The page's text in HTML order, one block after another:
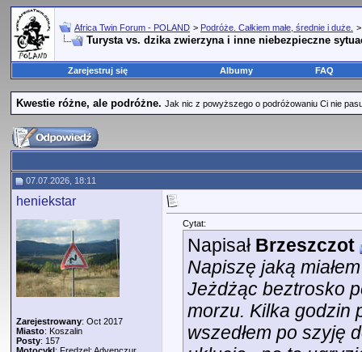
Africa Twin Forum - POLAND > Podróże. Całkiem małe, średnie i duże.
Turysta vs. dzika zwierzyna i inne niebezpieczne
Zarejestruj się Albumy FAQ
Kwestie różne, ale podróżne. Jak nic z powyższego o podróżowaniu Ci nie
07.07.2026, 18:11
heniekstar
Zarejestrowany: Oct 2017
Miasto: Koszalin
Posty: 157
Cytat:
Napisał Brzeszczot
Napiszę jaką
Jeżdżąc beztrosko
morzu. Kilka godzin
wszedłem po szyję